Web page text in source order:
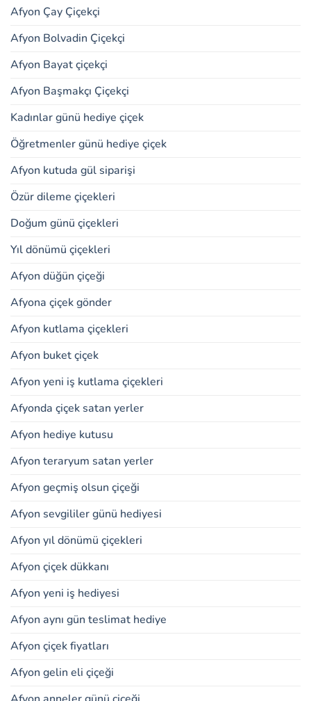
Afyon Çay Çiçekçi
Afyon Bolvadin Çiçekçi
Afyon Bayat çiçekçi
Afyon Başmakçı Çiçekçi
Kadınlar günü hediye çiçek
Öğretmenler günü hediye çiçek
Afyon kutuda gül siparişi
Özür dileme çiçekleri
Doğum günü çiçekleri
Yıl dönümü çiçekleri
Afyon düğün çiçeği
Afyona çiçek gönder
Afyon kutlama çiçekleri
Afyon buket çiçek
Afyon yeni iş kutlama çiçekleri
Afyonda çiçek satan yerler
Afyon hediye kutusu
Afyon teraryum satan yerler
Afyon geçmiş olsun çiçeği
Afyon sevgililer günü hediyesi
Afyon yıl dönümü çiçekleri
Afyon çiçek dükkanı
Afyon yeni iş hediyesi
Afyon aynı gün teslimat hediye
Afyon çiçek fiyatları
Afyon gelin eli çiçeği